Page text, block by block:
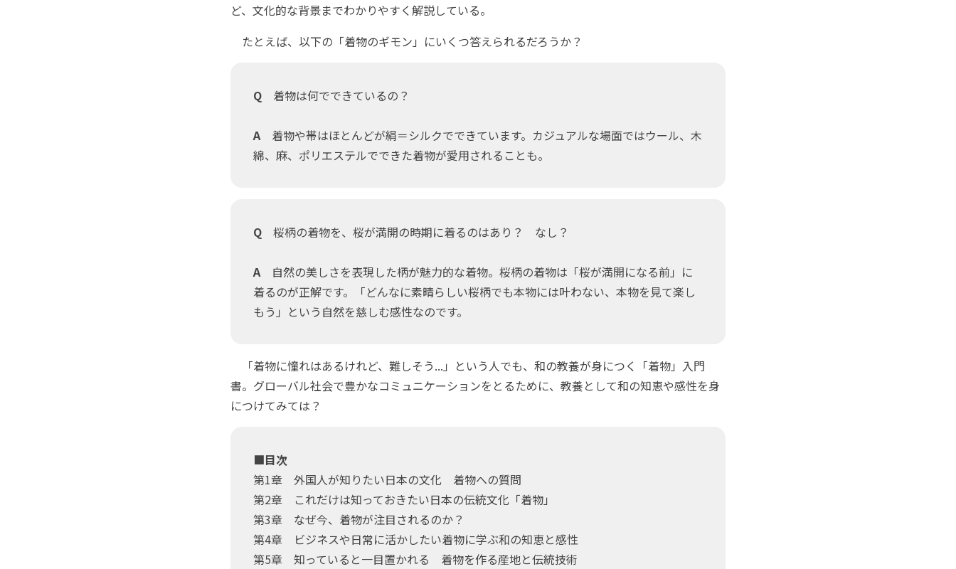
ど、文化的な背景までわかりやすく解説している。
たとえば、以下の「着物のギモン」にいくつ答えられるだろうか？
Q 着物は何でできているの？
A着物や帯はほとんどが絹＝シルクでできています。カジュアルな場面ではウール、木
綿、麻、ポリエステルでできた着物が愛用されることも。
Q 桜柄の着物を、桜が満開の時期に着るのはあり？ なし？
A自然の美しさを表現した柄が魅力的な着物。桜柄の着物は「桜が満開になる前」に
着るのが正解です。「どんなに素晴らしい桜柄でも本物には叶わない、本物を見て楽し
もう」という自然を慈しむ感性なのです。
「着物に憧れはあるけれど、難しそう...」という人でも、和の教養が身につく「着物」入門
書。グローバル社会で豊かなコミュニケーションをとるために、教養として和の知恵や感性を身
につけてみては？
■目次
第1章 外国人が知りたい日本の文化 着物への質問
第2章 これだけは知っておきたい日本の伝統文化「着物」
第3章 なぜ今、着物が注目されるのか？
第4章 ビジネスや日常に活かしたい着物に学ぶ和の知恵と感性
第5章 知っていると一目置かれる 着物を作る産地と伝統技術